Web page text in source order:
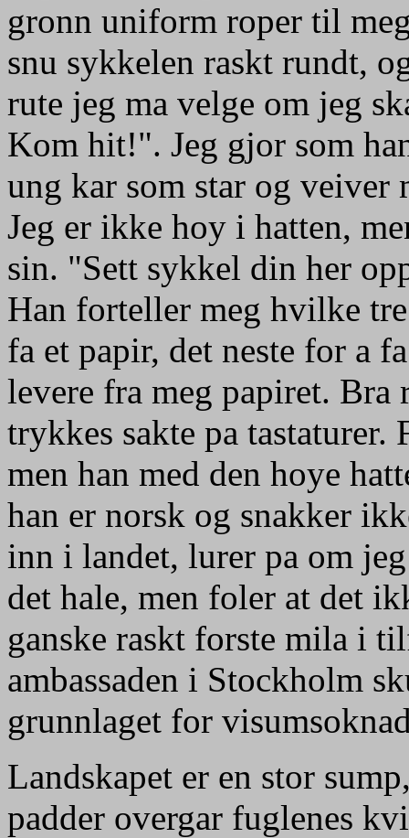
gronn uniform roper til
snu sykkelen raskt rundt,
rute jeg ma velge om jeg
Kom hit!". Jeg gjor som
ung kar som star og veiver
Jeg er ikke hoy i hatten,
sin. "Sett sykkel din her
Han forteller meg hvilke
fa et papir, det neste for a
levere fra meg papiret.
trykkes sakte pa
men han med den hoye
han er norsk og snakker
inn i landet, lurer pa om
det hale, men foler at det
ganske raskt forste mila i
ambassaden i Stockholm
grunnlaget for
Landskapet er en stor
padder overgar fuglenes